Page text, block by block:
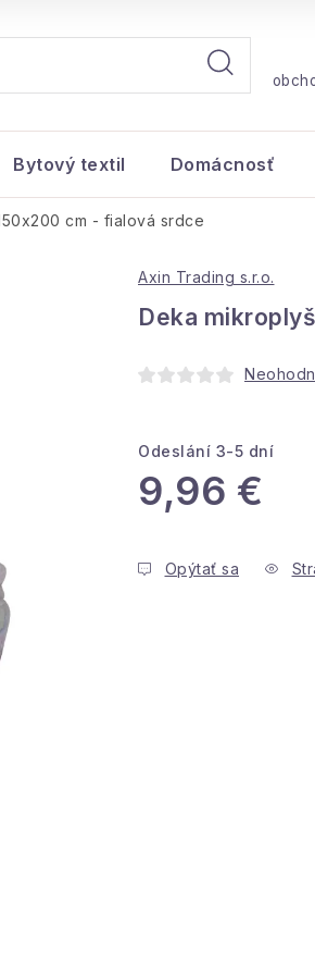
Bytový textil Domácnosť
cm - fialová srdce
Axin Trading s.r.o.
Deka
Odeslání 3-5 dní
9,96 €
Opýtať sa